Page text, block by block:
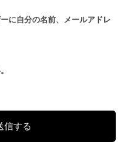
に自分の名前、メールアドレ
信する